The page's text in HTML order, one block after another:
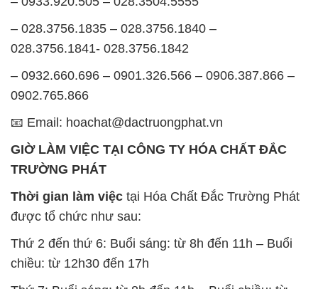
0902.765.866
📧 Email: hoachat@dactruongphat.vn
TRƯỜNG PHÁT
được tổ chức như sau:
Thứ 2 đến thứ 6: Buổi sáng: từ 8h đến 11h – Buổi
chiều: từ 12h30 đến 17h
Thứ 7: Buổi sáng: từ 8h đến 11h – Buổi chiều: từ
12h30 đến 16h
Chủ nhật: Nghỉ chủ nhật hàng tuần